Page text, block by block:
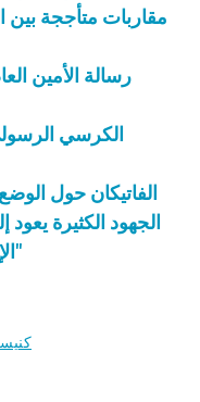
رسالة الأمين
الكرسي
الفاتيكان حول
الجهود الكثيرة
الإرادة السياسة في بناء السلام"